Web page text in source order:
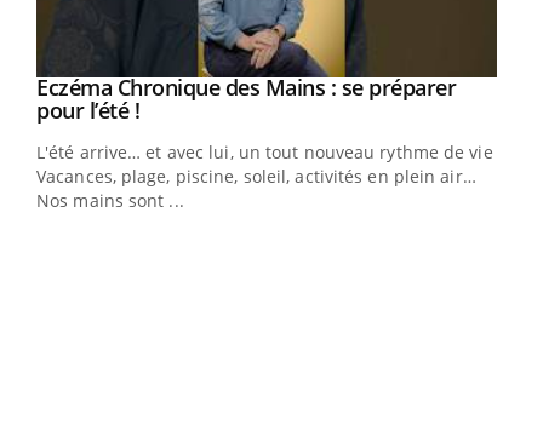
Youtube
Eczéma Chronique des Mains : se préparer
pour l’été !Youtube
L'été arrive… et avec lui, un tout nouveau rythme de vie !
Vacances, plage, piscine, soleil, activités en plein air…
Nos mains sont ...